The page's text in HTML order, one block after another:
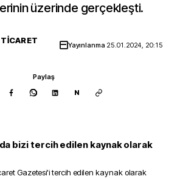
üzerinde gerçekleşti.
Yayınlanma 25.01.2024, 20:15
Paylaş
N
bizi tercih edilen kaynak olarak
Gazetesi'i tercih edilen kaynak olarak